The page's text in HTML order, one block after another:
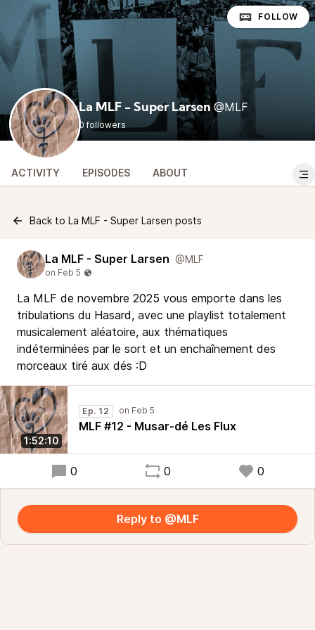
La MLF - Super Larsen @MLF
0 followers
FOLLOW
ACTIVITY EPISODES ABOUT
Back to La MLF - Super Larsen posts
La MLF - Super Larsen @MLF
La MLF de novembre 2025 vous emporte dans les
tribulations du Hasard, avec une playlist totalement
musicalement aléatoire, aux thématiques
indéterminées par le sort et un enchaînement des
morceaux tiré aux dés :D
1:52:10
Ep. 12
MLF #12 - Musar-dé Les Flux
0 0 0
Reply to @MLF